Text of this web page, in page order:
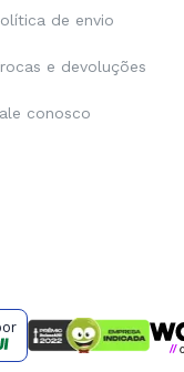
de envio
e devoluções
conosco